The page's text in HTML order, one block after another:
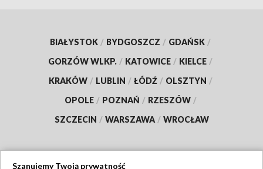
BIAŁYSTOK / BYDGOSZCZ / GDAŃSK /
GORZÓW WLKP. / KATOWICE / KIELCE /
KRAKÓW / LUBLIN / ŁÓDŹ / OLSZTYN /
OPOLE / POZNAŃ / RZESZÓW /
SZCZECIN / WARSZAWA / WROCŁAW
Szanujemy Twoją prywatność